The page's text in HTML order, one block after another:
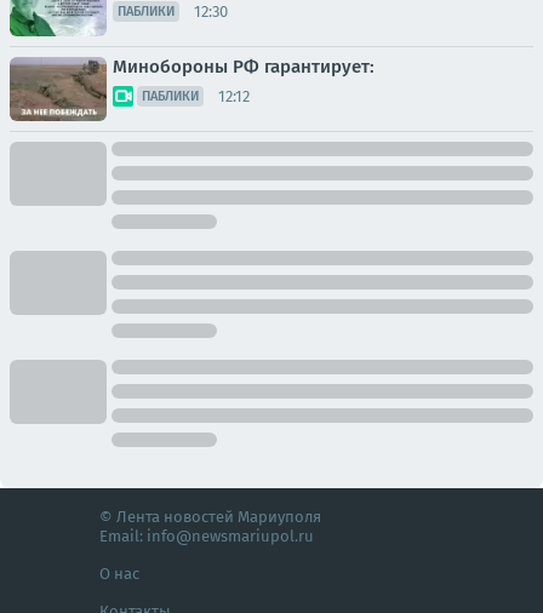
ПАБЛИКИ 12:30
Минобороны РФ гарантирует:
ПАБЛИКИ 12:12
© Лента новостей Мариуполя
Email: info@newsmariupol.ru
О нас